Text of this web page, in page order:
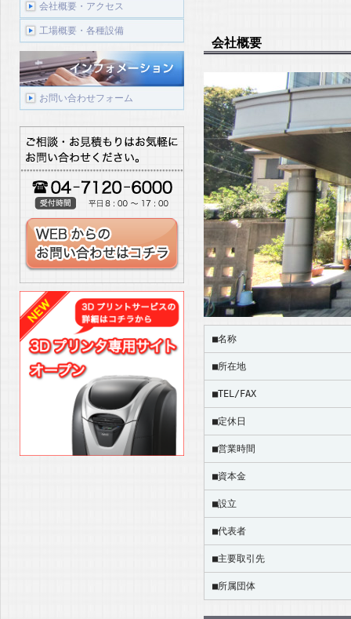
会社概要・アクセス
工場概要・各種設備
お問い合わせフォーム
会社概要
■名称
■所在地
■TEL/FAX
■定休日
■営業時間
■資本金
■設立
■代表者
■主要取引先
■所属団体